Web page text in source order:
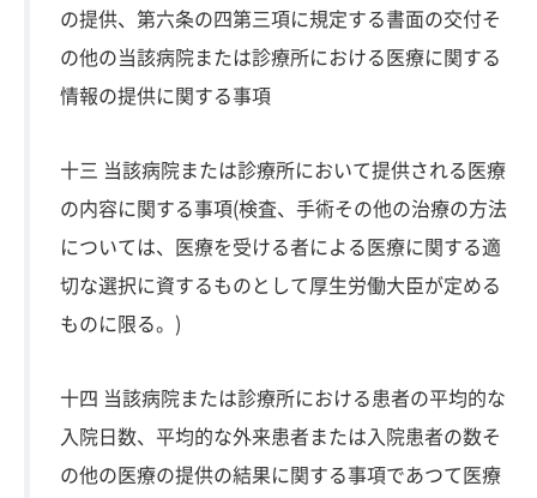
の提供、第六条の四第三項に規定する書面の交付そ
の他の当該病院または診療所における医療に関する
情報の提供に関する事項
十三 当該病院または診療所において提供される医療
の内容に関する事項(検査、手術その他の治療の方法
については、医療を受ける者による医療に関する適
切な選択に資するものとして厚生労働大臣が定める
ものに限る。)
十四 当該病院または診療所における患者の平均的な
入院日数、平均的な外来患者または入院患者の数そ
の他の医療の提供の結果に関する事項であつて医療